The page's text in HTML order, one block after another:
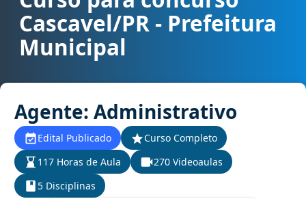
Cascavel/PR - Prefeitura
Municipal
Agente: Administrativo
Edital Publicado
Curso Completo
117 Horas de Aula
270 Videoaulas
5 Disciplinas